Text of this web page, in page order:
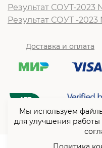
Результат СОУТ-2023
Результат СОУТ -
Доставка и оплата
Мы используем
для улучшения работы